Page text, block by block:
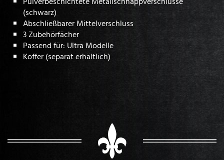
(schwarz)
Abschließbarer Mittelverschluss
3 Zubehörfächer
Passend für: Ultra Modelle
Koffer (separat erhältlich)